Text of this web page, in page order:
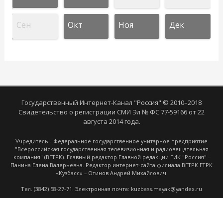
Сен Окт Ноя Дек
Государственный Интернет-Канал "Россия" © 2010–2018
Свидетельство о регистрации СМИ Эл № ФС 77-59166 от 22
августа 2014 года.
Учредитель - Федеральное государственное унитарное предприятие
"Всероссийская государственная телевизионная и радиовещательная
компания" (ВГТРК). Главный редактор Главной редакции ГИК "Россия" -
Панина Елена Валерьевна. Редактор интернет-сайта филиала ВГТРК ГТРК
«Кузбасс» – Отинов Андрей Михайлович.
Тел. (3842) 58-27-71. Электронная почта: kuzbass.mayak@yandex.ru